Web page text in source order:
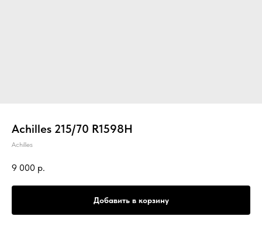
Achilles 215/70 R1598H
Achilles
9 000 р.
Добавить в корзину